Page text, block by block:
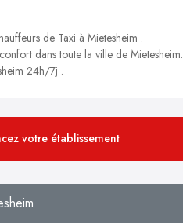
de Taxi à Mietesheim .
dans toute la ville de Mietesheim.
24h/7j .
votre établissement